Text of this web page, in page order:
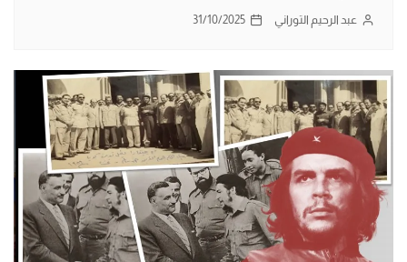
عبد الرحيم التوراني 31/10/2025